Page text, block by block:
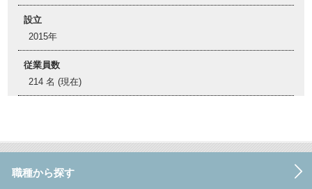
設立
2015年
従業員数
214 名 (現在)
職種から探す